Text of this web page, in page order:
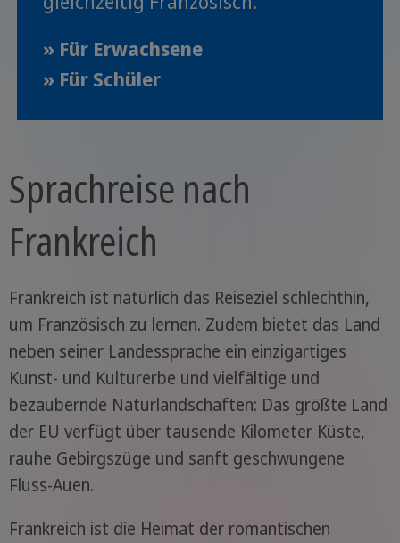
» Für Erwachsene
» Für Schüler
Sprachreise nach
Frankreich
Frankreich ist natürlich das Reiseziel schlechthin,
um Französisch zu lernen. Zudem bietet das Land
neben seiner Landessprache ein einzigartiges
Kunst- und Kulturerbe und vielfältige und
bezaubernde Naturlandschaften: Das größte Land
der EU verfügt über tausende Kilometer Küste,
rauhe Gebirgszüge und sanft geschwungene
Fluss-Auen.
Frankreich ist die Heimat der romantischen